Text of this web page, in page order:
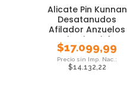
Alicate Pin Kunnan
Desatanudos
Afilador Anzuelos
Limpia Ojal
$17.099,99
$14.132,22